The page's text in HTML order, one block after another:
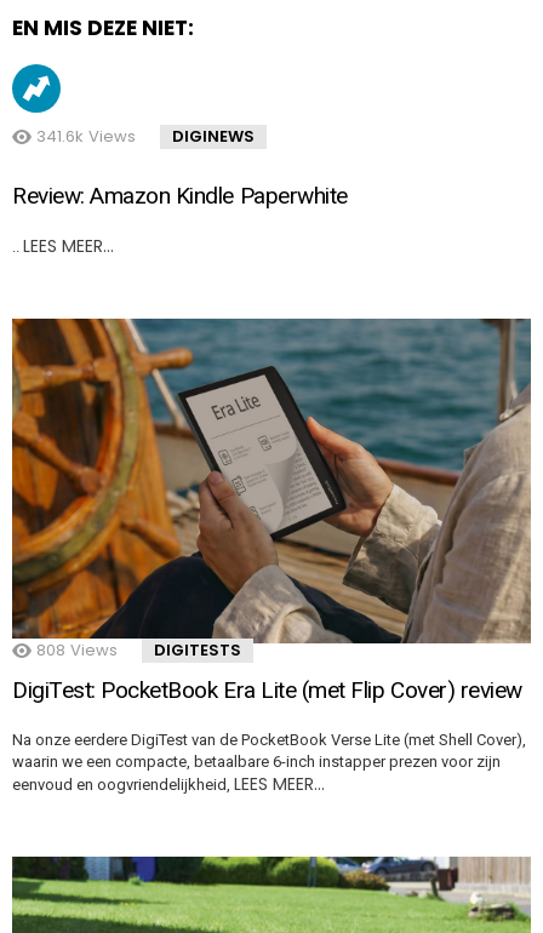
EN MIS DEZE NIET:
341.6k Views DIGINEWS
Review: Amazon Kindle Paperwhite
.. LEES MEER…
808 Views DIGITESTS
DigiTest: PocketBook Era Lite (met Flip Cover) review
Na onze eerdere DigiTest van de PocketBook Verse Lite (met Shell Cover),
waarin we een compacte, betaalbare 6-inch instapper prezen voor zijn
eenvoud en oogvriendelijkheid, LEES MEER…